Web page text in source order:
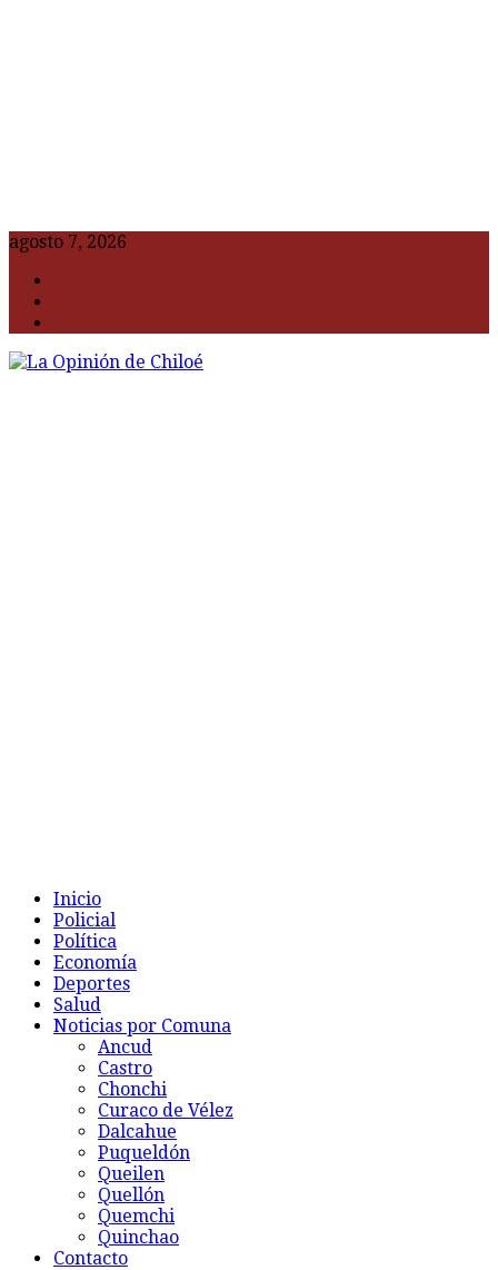
agosto 7, 2026
Inicio
Policial
Política
Economía
Deportes
Salud
Noticias por Comuna
Ancud
Castro
Chonchi
Curaco de Vélez
Dalcahue
Puqueldón
Queilen
Quellón
Quemchi
Quinchao
Contacto